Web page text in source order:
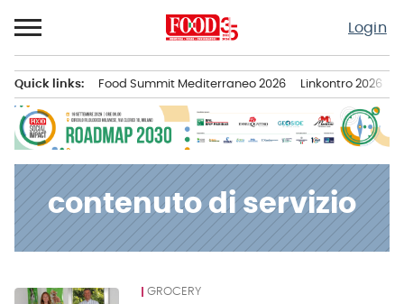
al
contenuto
Login
principale
Quick links: Food Summit Mediterraneo 2026 Linkontro 2026
contenuto di servizio
News GROCERY